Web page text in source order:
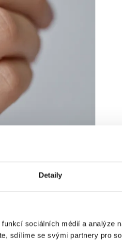
Detaily
sociálních médií a analýze
sdílíme se svými partnery pro